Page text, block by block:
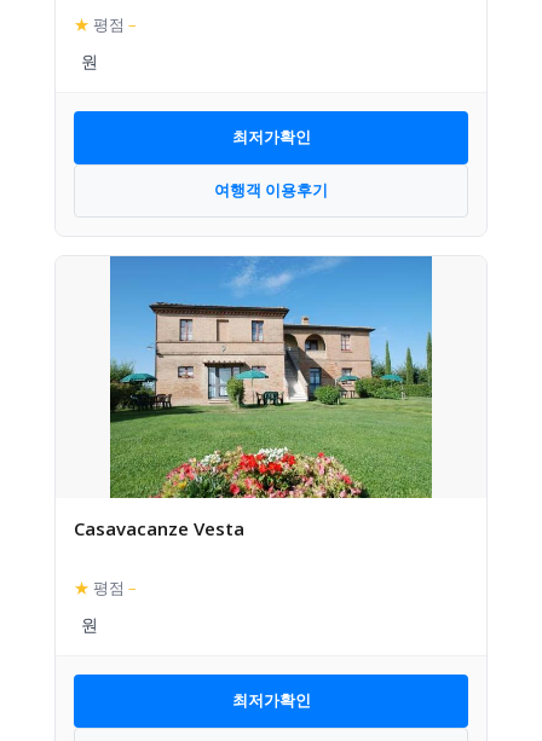
★ 평점 –
최저가확인
여행객 이용후기
Casavacanze Vesta
★ 평점 –
최저가확인